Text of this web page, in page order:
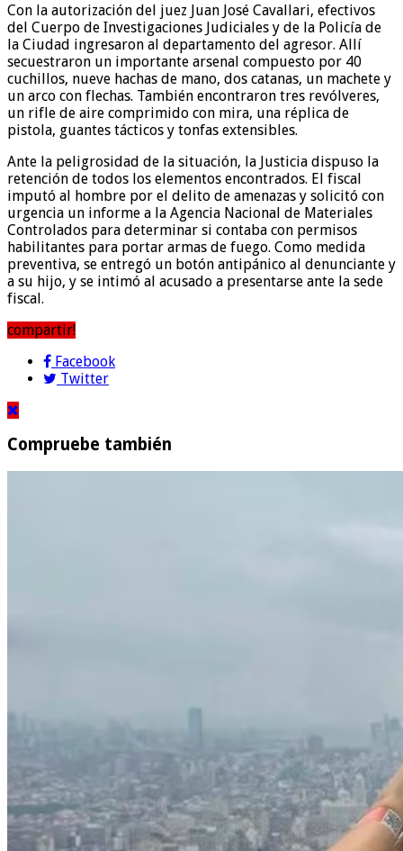
Con la autorización del juez Juan José Cavallari, efectivos
del Cuerpo de Investigaciones Judiciales y de la Policía de
la Ciudad ingresaron al departamento del agresor. Allí
secuestraron un importante arsenal compuesto por 40
cuchillos, nueve hachas de mano, dos catanas, un machete y
un arco con flechas. También encontraron tres revólveres,
un rifle de aire comprimido con mira, una réplica de
pistola, guantes tácticos y tonfas extensibles.
Ante la peligrosidad de la situación, la Justicia dispuso la
retención de todos los elementos encontrados. El fiscal
imputó al hombre por el delito de amenazas y solicitó con
urgencia un informe a la Agencia Nacional de Materiales
Controlados para determinar si contaba con permisos
habilitantes para portar armas de fuego. Como medida
preventiva, se entregó un botón antipánico al denunciante y
a su hijo, y se intimó al acusado a presentarse ante la sede
fiscal.
compartir!
Facebook
Twitter
Compruebe también